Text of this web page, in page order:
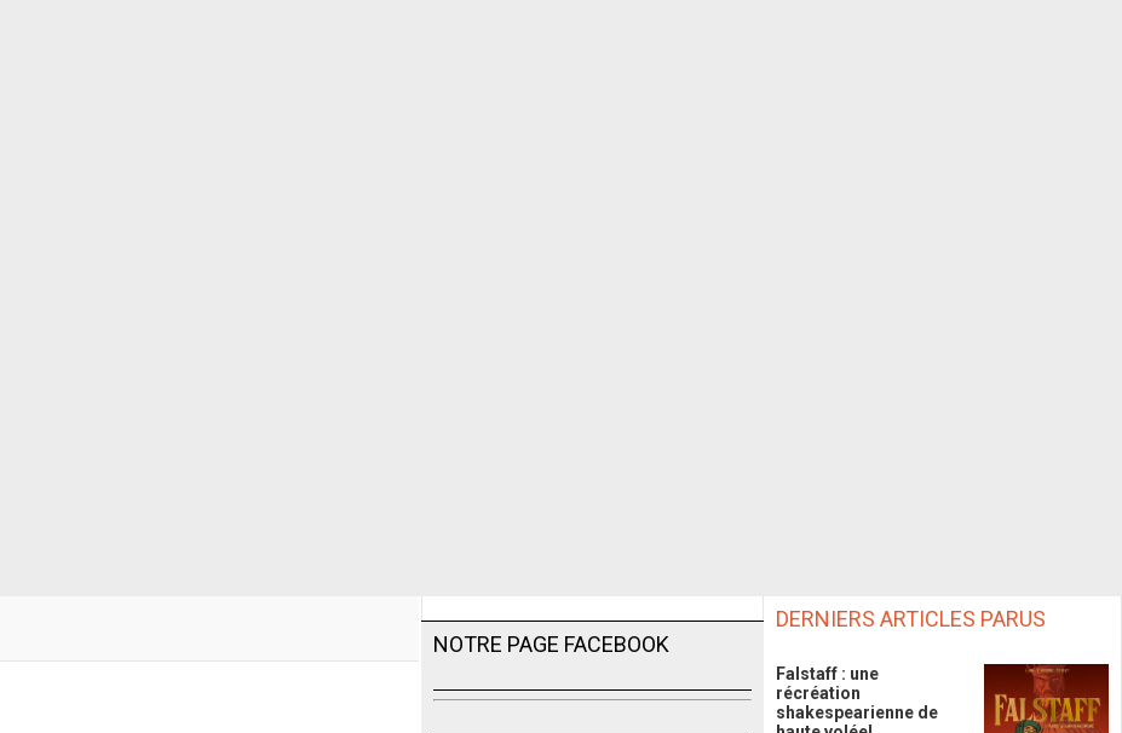
NOTRE PAGE FACEBOOK
DERNIERS ARTICLES PARUS
Falstaff : une
récréation
shakespearienne de